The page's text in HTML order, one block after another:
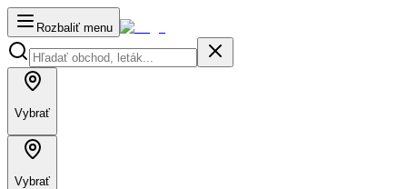
Rozbaliť menu
Vybrať
Vybrať